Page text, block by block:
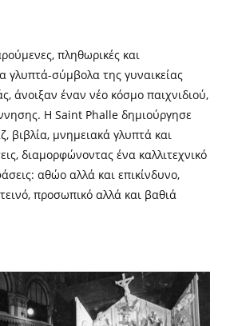
πληθωρικές και
γλυπτά-σύμβολα της γυναικείας
άνοιξαν έναν νέο κόσμο παιχνιδιού,
Η Saint Phalle δημιούργησε
βιβλία, μνημειακά γλυπτά και
διαμορφώνοντας ένα καλλιτεχνικό
αθώο αλλά και επικίνδυνο,
προσωπικό αλλά και βαθιά